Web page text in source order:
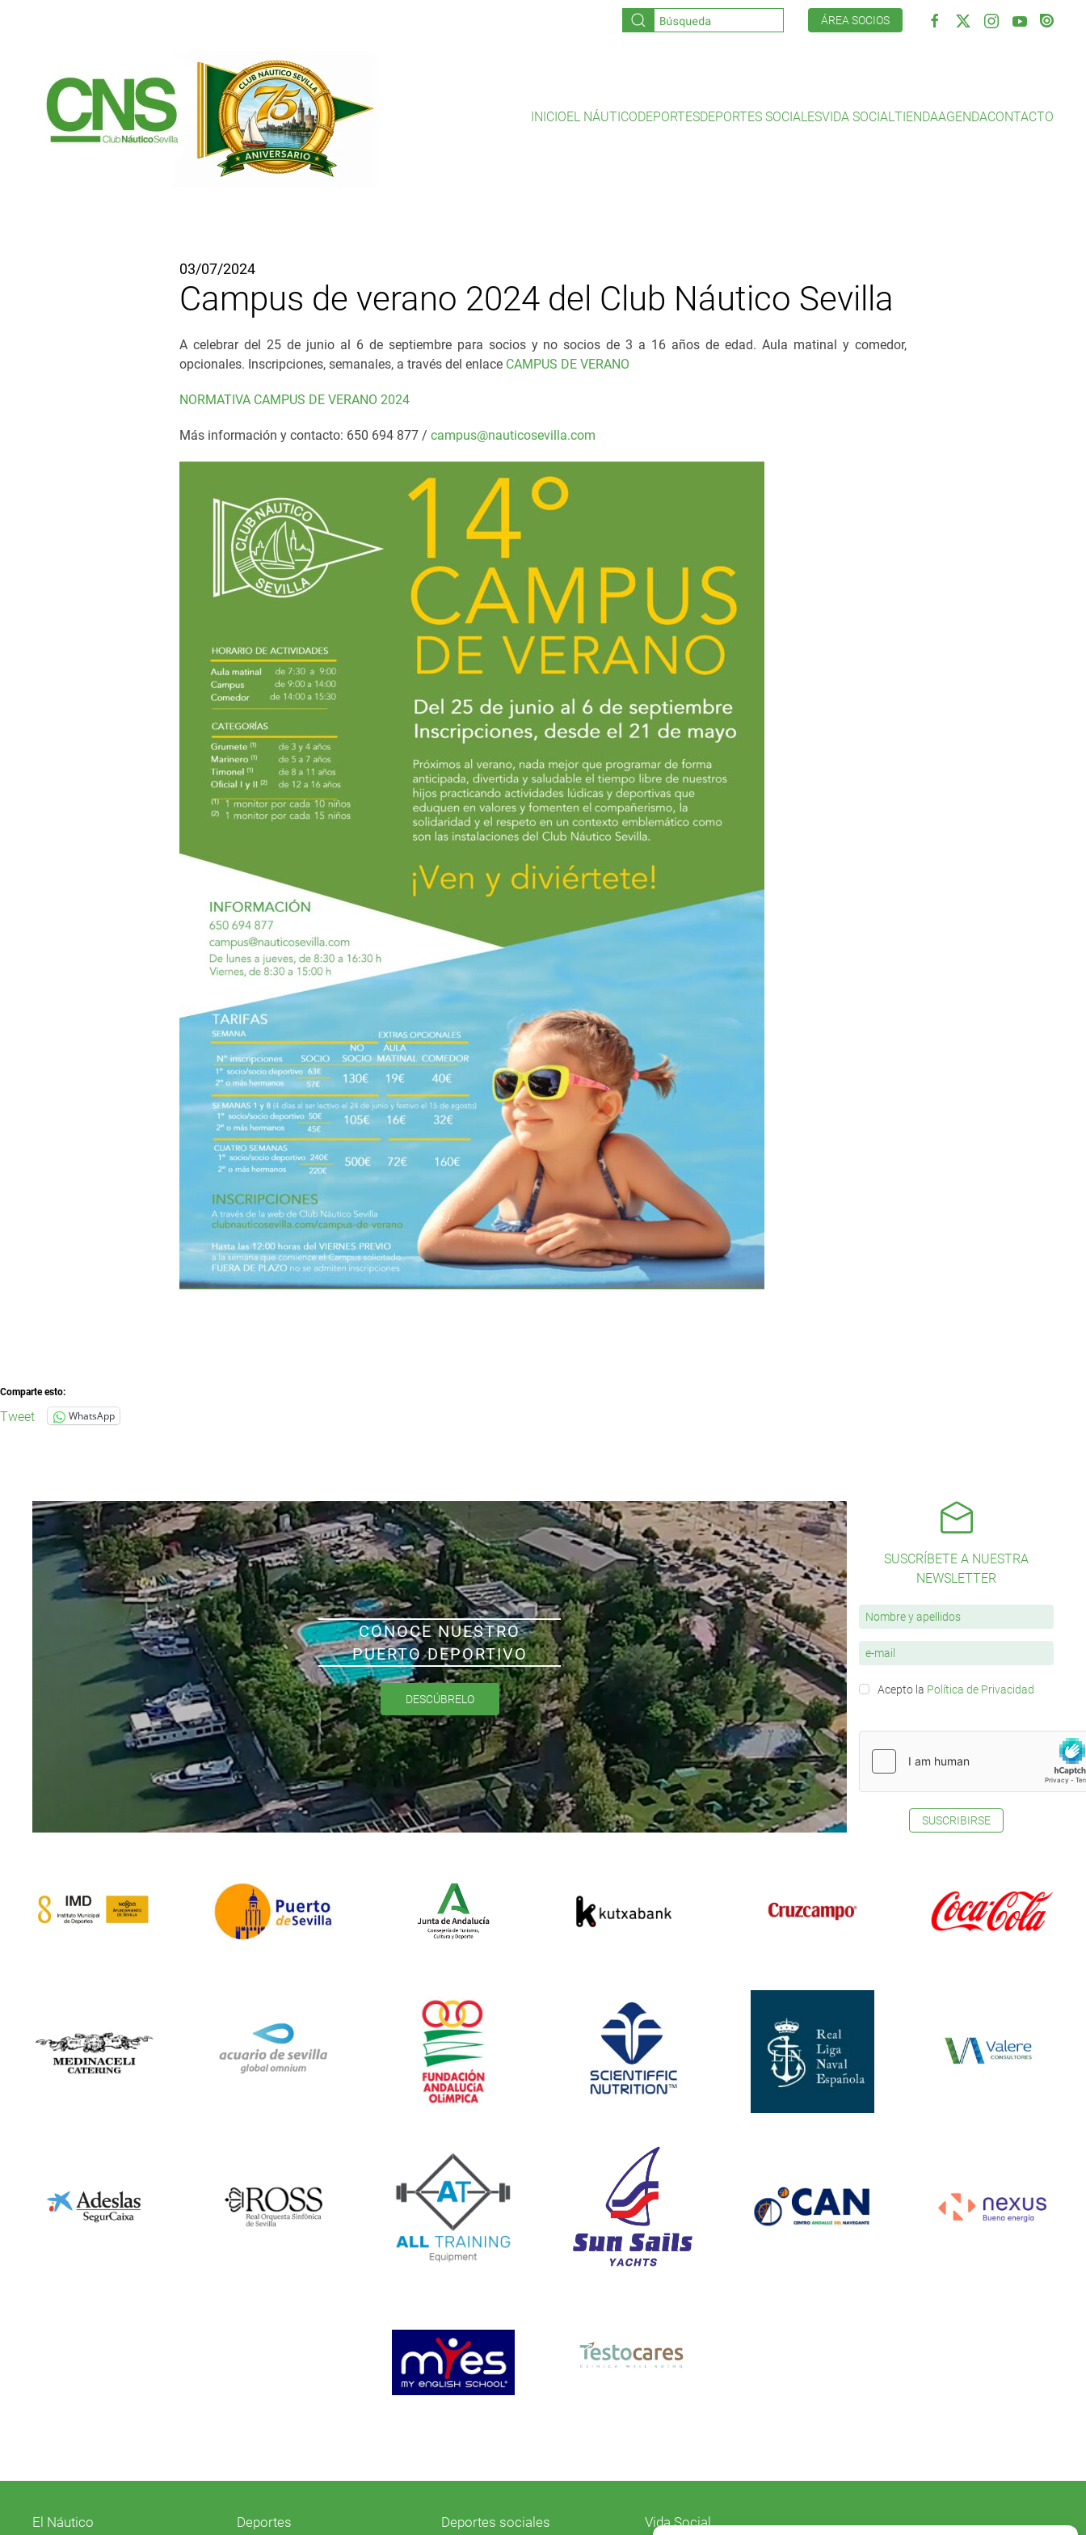
ÁREA SOCIOS
INICIOEL NÁUTICODEPORTESDEPORTES SOCIALESVIDA SOCIALTIENDAAGENDACONTACTO
03/07/2024
Campus de verano 2024 del Club Náutico Sevilla
A celebrar del 25 de junio al 6 de septiembre para socios y no socios de 3 a 16 años de edad. Aula matinal y comedor,
opcionales. Inscripciones, semanales, a través del enlace CAMPUS DE VERANO
NORMATIVA CAMPUS DE VERANO 2024
Más información y contacto: 650 694 877 / campus@nauticosevilla.com
Comparte esto:
Tweet WhatsApp
CONOCE NUESTRO
PUERTO DEPORTIVO
DESCÚBRELO
SUSCRÍBETE A NUESTRA
NEWSLETTER
Acepto la Política de Privacidad
SUSCRIBIRSE
El Náutico Deportes Deportes sociales Vida Social